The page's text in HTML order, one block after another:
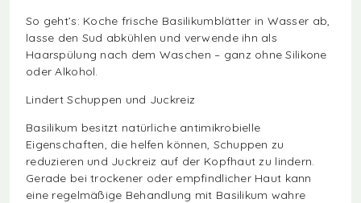
So geht’s: Koche frische Basilikumblätter in Wasser ab,
lasse den Sud abkühlen und verwende ihn als
Haarspülung nach dem Waschen – ganz ohne Silikone
oder Alkohol.
Lindert Schuppen und Juckreiz
Basilikum besitzt natürliche antimikrobielle
Eigenschaften, die helfen können, Schuppen zu
reduzieren und Juckreiz auf der Kopfhaut zu lindern.
Gerade bei trockener oder empfindlicher Haut kann
eine regelmäßige Behandlung mit Basilikum wahre